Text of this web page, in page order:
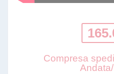
Compresa